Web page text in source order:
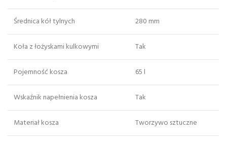
Średnica kół tylnych 280 mm
Koła z łożyskami kulkowymi Tak
Pojemność kosza 65 l
Wskaźnik napełnienia kosza Tak
Materiał kosza Tworzywo sztuczne